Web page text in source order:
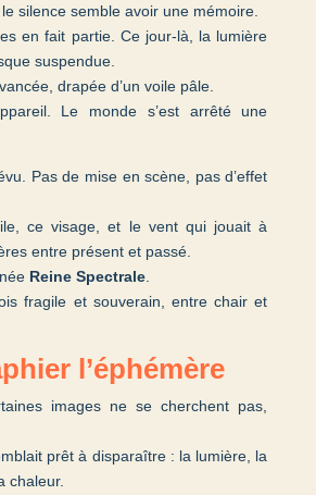
silence semble avoir une mémoire.
en fait partie. Ce jour-là, la lumière
suspendue.
drapée d’un voile pâle.
Le monde s’est arrêté une
Pas de mise en scène, pas d’effet
ce visage, et le vent qui jouait à
entre présent et passé.
Reine Spectrale.
fragile et souverain, entre chair et
l’éphémère
images ne se cherchent pas,
prêt à disparaître : la lumière, la
chaleur.